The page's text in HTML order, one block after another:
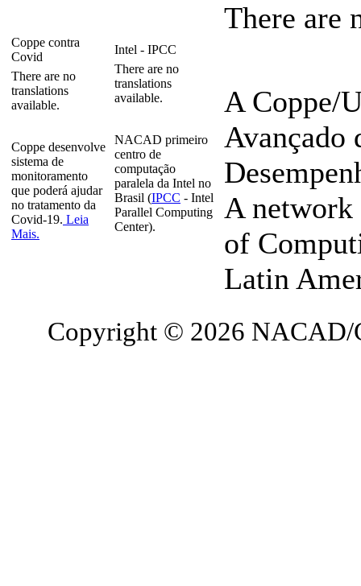
Coppe contra
Covid
There are no
translations
available.
Coppe desenvolve
sistema de
monitoramento
que poderá ajudar
no tratamento da
Covid-19. Leia
Mais.
Intel - IPCC
There are no
translations
available.
NACAD primeiro
centro de
computação
paralela da Intel no
Brasil (IPCC - Intel
Parallel Computing
Center).
There are
A Coppe/
Avançado
A
of
Latin
Copyright © 2026 NACAD/